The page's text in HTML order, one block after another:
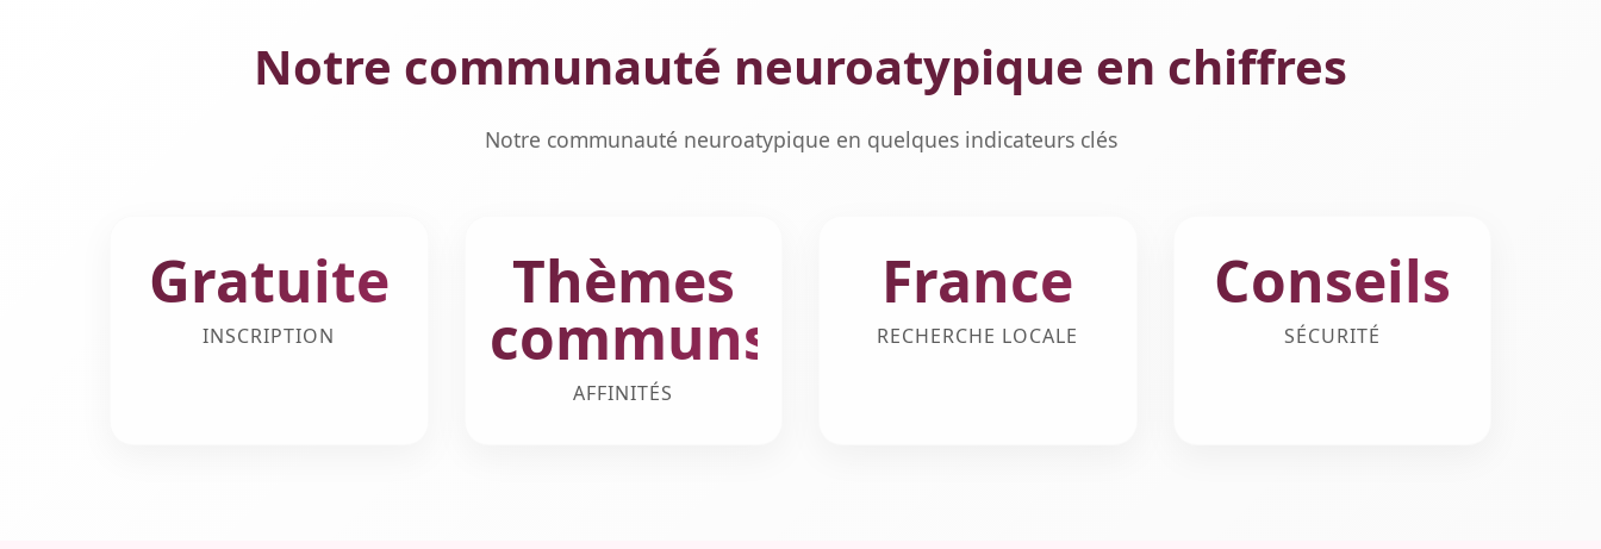
Notre communauté neuroatypique en chiffres
Notre communauté neuroatypique en quelques indicateurs clés
Gratuite
INSCRIPTION
Thèmes
communs
AFFINITÉS
France
RECHERCHE LOCALE
Conseils
SÉCURITÉ